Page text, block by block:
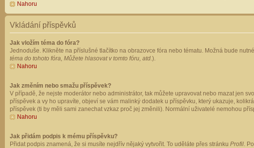
Nahoru
Vkládání příspěvků
Jak vložím téma do fóra?
Jednoduše. Klikněte na příslušné tlačítko na obrazovce fóra nebo tématu. Možná bude
téma do tohoto fóra, Můžete hlasovat v tomto fóru, atd.).
Nahoru
Jak změním nebo smažu příspěvek?
V případě, že nejste moderátor nebo administrátor, tak můžete upravovat nebo mazat jen
příspěvek a vy ho upravíte, objeví se vám malinký dodatek u příspěvku, který ukazuje,
příspěvek (ti by měli sami zanechat vzkaz proč jej změnili). Normální uživatelé nemohou
Nahoru
Jak přidám podpis k mému příspěvku?
Přidat podpis znamená, že si musíte nejdřív nějaký vytvořit. To uděláte přes stránku Profil.